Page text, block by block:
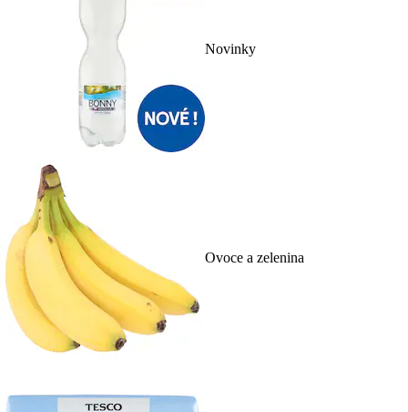
Novinky
Ovoce a zelenina